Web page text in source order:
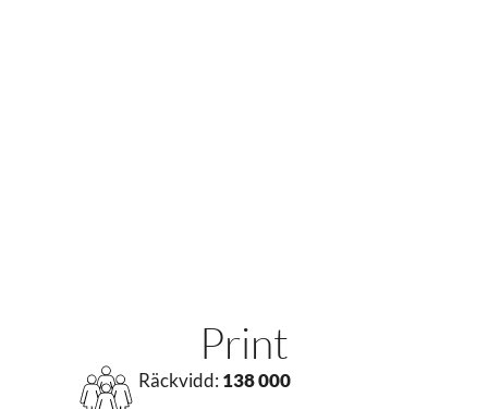
Print
Räckvidd: 138 000